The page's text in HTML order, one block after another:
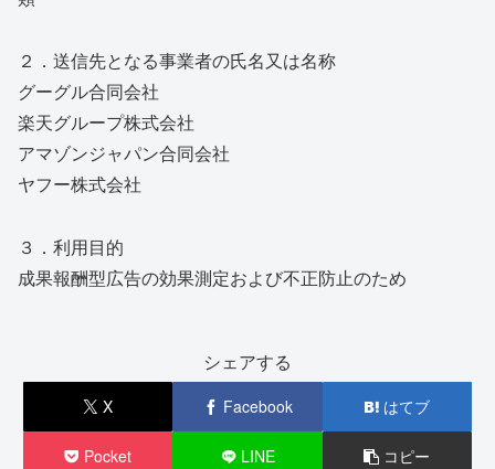
２．送信先となる事業者の氏名又は名称
グーグル合同会社
楽天グループ株式会社
アマゾンジャパン合同会社
ヤフー株式会社
３．利用目的
成果報酬型広告の効果測定および不正防止のため
シェアする
X Facebook はてブ
Pocket LINE コピー